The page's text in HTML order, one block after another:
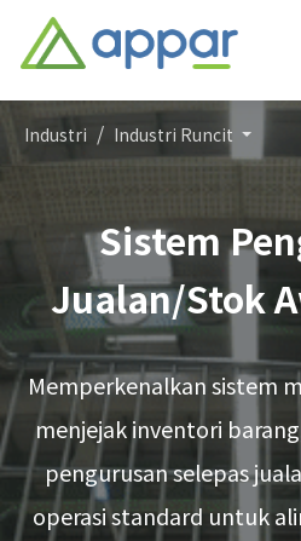
Industri Industri Runcit
Sistem
Jualan/Stok
Memperkenalkan sistem
menjejak inventori
pengurusan selepas
operasi standard untuk